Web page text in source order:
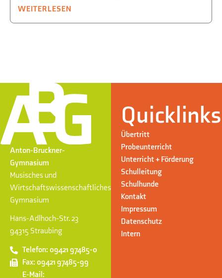
WEITERLESEN
Anton-Bruckner-
Gymnasium
Musisches und
Wirtschaftswissenschaftliches
Gymnasium
Hans-Adlhoch-Str. 23
94315 Straubing
Telefon: 09421 97485-0
Fax: 09421 97485-99
E-Mail:
Quicklinks
Übertritt
Probeunterricht
Unterricht + Förderung
Schulleitung
Schulhunde
Kontakt
Impressum
Datenschutz
Intern